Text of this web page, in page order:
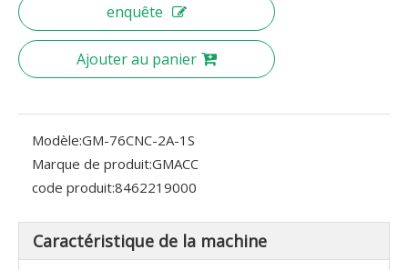
enquête
Ajouter au panier
Modèle:GM-76CNC-2A-1S
Marque de produit:GMACC
code produit:8462219000
Caractéristique de la machine